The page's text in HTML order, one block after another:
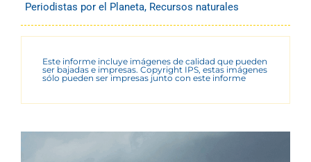
Periodistas por el Planeta, Recursos naturales
Este informe incluye imágenes de calidad que pueden
ser bajadas e impresas. Copyright IPS, estas imágenes
sólo pueden ser impresas junto con este informe